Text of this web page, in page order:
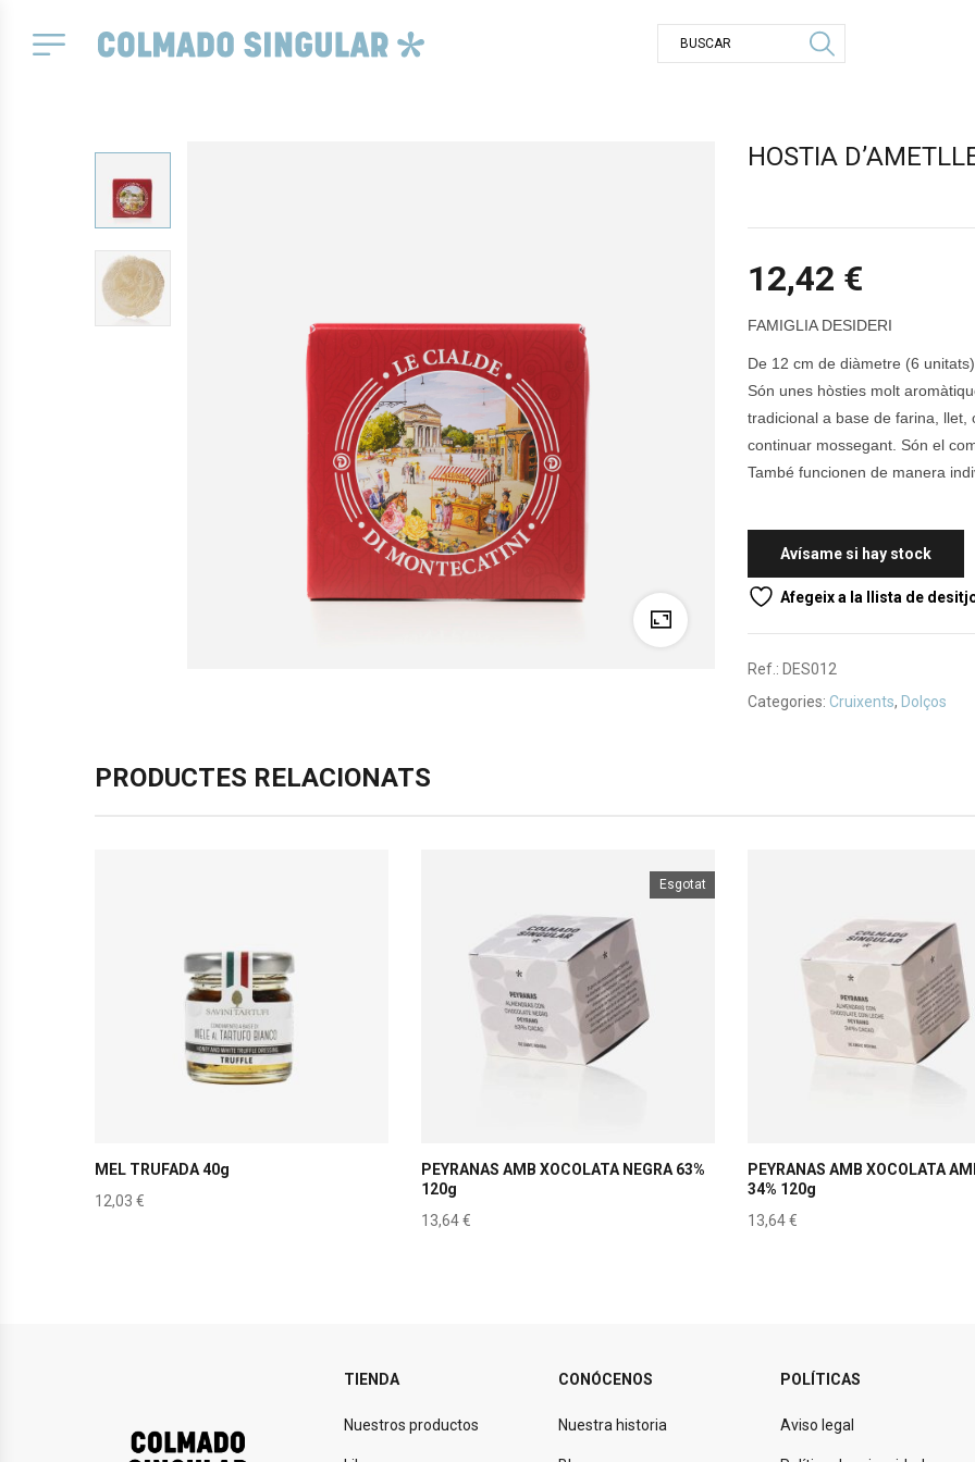
HOSTIA
12,42 €
FAMIGLIA DESIDERI
De 12 cm de diàmetre (6 unitats).
Són unes hòsties molt
tradicional a base de farina, llet,
continuar mossegant. Són el
També funcionen de manera
Afegeix a la llista de
Ref.: DES012
Categories: Cruixents, Dolços
PRODUCTES RELACIONATS
MEL TRUFADA 40g
12,03 €
Esgotat
PEYRANAS AMB XOCOLATA NEGRA 63%
120g
13,64€
PEYRANAS AMB XOCOLATA
34% 120g
13,64€
TIENDA
Nuestros productos
CONÓCENOS
Nuestra historia
POLÍTICAS
Aviso legal